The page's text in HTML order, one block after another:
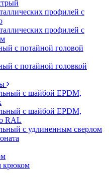
профилей с
профилей с
с потайной головой
с потайной головкой
с шайбой EPDM,
с шайбой EPDM,
RAL
с удлиненным сверлом
крюком